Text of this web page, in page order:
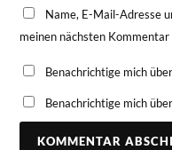
Name, E-Mail-Adresse
meinen nächsten Kommentar
Benachrichtige mich
Benachrichtige mich